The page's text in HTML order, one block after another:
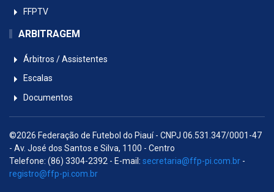
FFPTV
ARBITRAGEM
Árbitros / Assistentes
Escalas
Documentos
©2026 Federação de Futebol do Piauí - CNPJ 06.531.347/0001-47
- Av. José dos Santos e Silva, 1100 - Centro
Telefone: (86) 3304-2392 - E-mail: secretaria@ffp-pi.com.br -
registro@ffp-pi.com.br